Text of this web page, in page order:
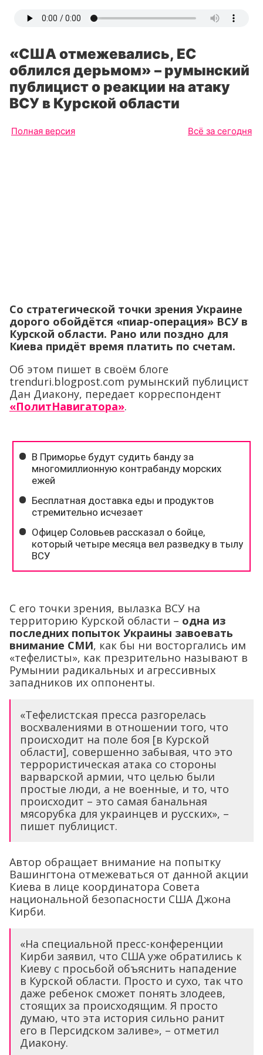
«США отмежевались, ЕС
облился дерьмом» – румынский
публицист о реакции на атаку
ВСУ в Курской области
Полная версия Всё за сегодня
Со стратегической точки зрения Украине
дорого обойдётся «пиар-операция» ВСУ в
Курской области. Рано или поздно для
Киева придёт время платить по счетам.
Об этом пишет в своём блоге
trenduri.blogpost.com румынский публицист
Дан Диакону, передает корреспондент
«ПолитНавигатора».
C его точки зрения, вылазка ВСУ на
территорию Курской области – одна из
последних попыток Украины завоевать
внимание СМИ, как бы ни восторгались им
«тефелисты», как презрительно называют в
Румынии радикальных и агрессивных
западников их оппоненты.
«Тефелистская пресса разгорелась
восхвалениями в отношении того, что
происходит на поле боя [в Курской
области], совершенно забывая, что это
террористическая атака со стороны
варварской армии, что целью были
простые люди, а не военные, и то, что
происходит – это самая банальная
мясорубка для украинцев и русских», –
пишет публицист.
Автор обращает внимание на попытку
Вашингтона отмежеваться от данной акции
Киева в лице координатора Совета
национальной безопасности США Джона
Кирби.
«На специальной пресс-конференции
Кирби заявил, что США уже обратились к
Киеву с просьбой объяснить нападение
в Курской области. Просто и сухо, так что
даже ребенок сможет понять злодеев,
стоящих за происходящим. Я просто
думаю, что эта история сильно ранит
его в Персидском заливе», – отметил
Диакону.